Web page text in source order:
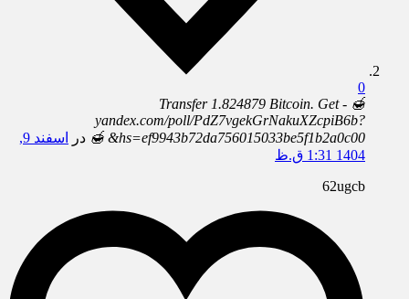
0
🍯 Transfer 1.824879 Bitcoin. Get -
yandex.com/poll/PdZ7vgekGrNakuXZcpiB6b?
hs=ef9943b72da756015033be5f1b2a0c00& 🍯
در
اسفند 9,
1404 1:31 ق.ظ
62ugcb